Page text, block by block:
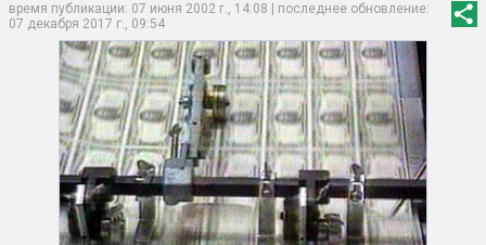
время публикации: 07 июня 2002 г., 14:08 | последнее обновление:
07 декабря 2017 г., 09:54